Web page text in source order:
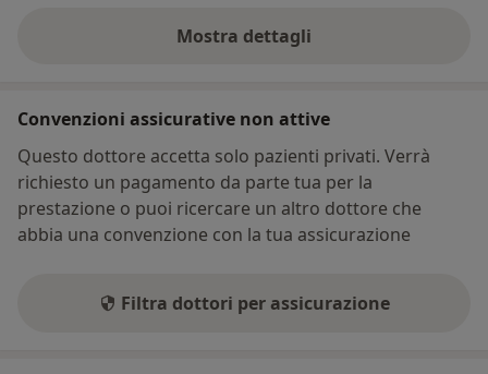
Mostra dettagli
sull'indirizzo
Convenzioni assicurative non attive
Questo dottore accetta solo pazienti privati. Verrà
richiesto un pagamento da parte tua per la
prestazione o puoi ricercare un altro dottore che
abbia una convenzione con la tua assicurazione
Filtra dottori per assicurazione